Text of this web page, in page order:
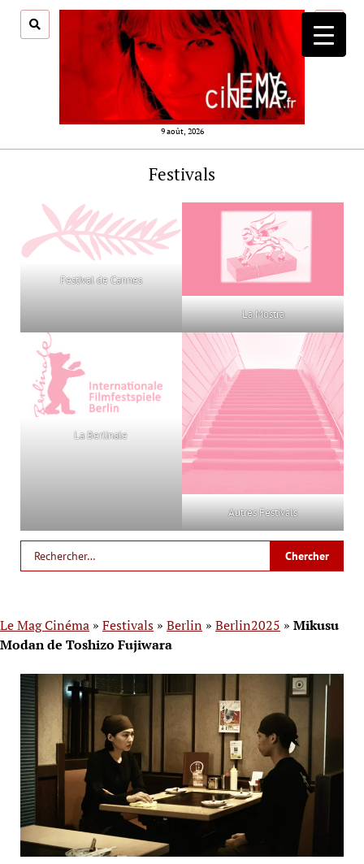
9 août, 2026
menu
Festivals
Festival de Cannes
La Mostra
La Berlinale
Autres Festivals
Le Mag Cinéma » Festivals » Berlin » Berlin2025 » Mikusu
Modan de Toshizo Fujiwara